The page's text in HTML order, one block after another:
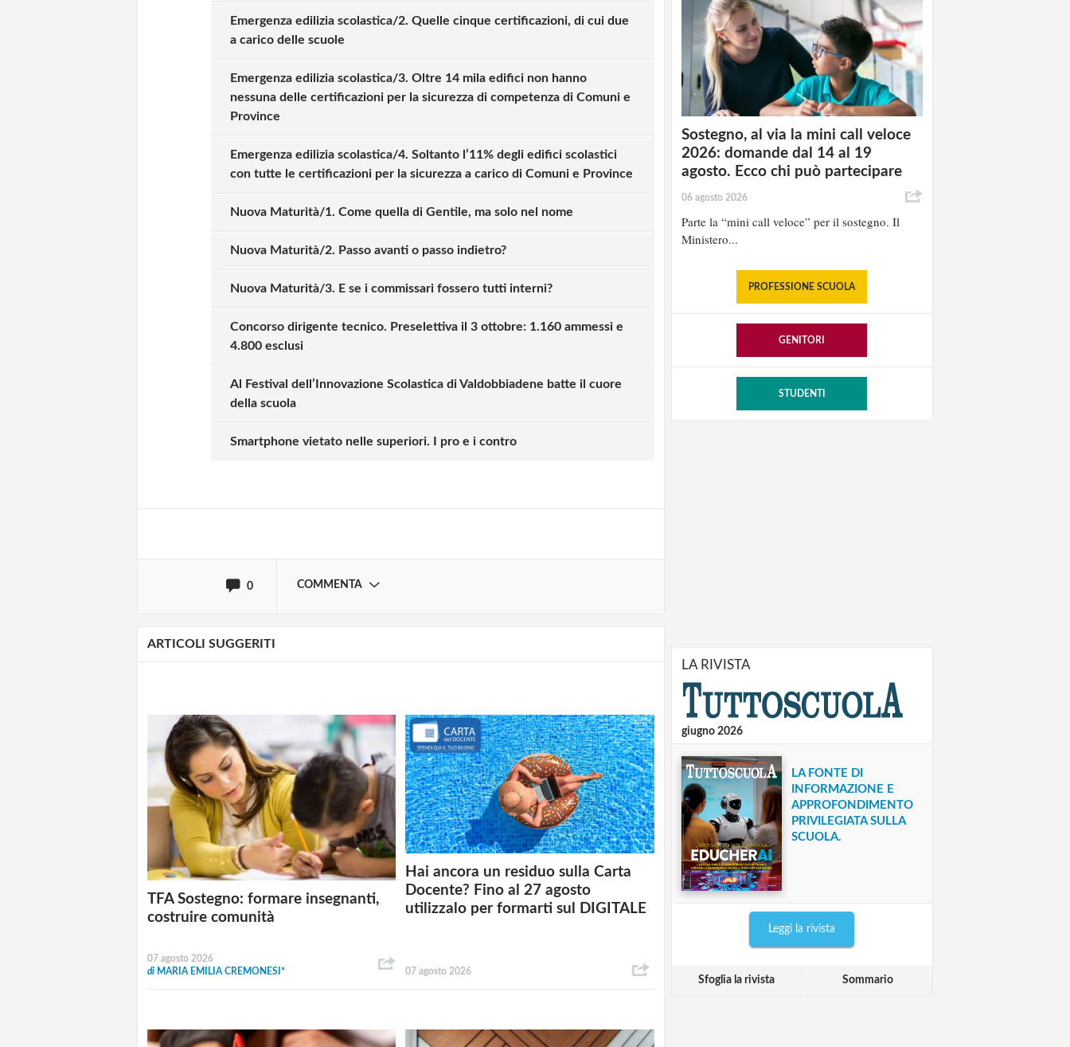
Emergenza edilizia scolastica/2. Quelle cinque certificazioni, di cui due
a carico delle scuole
Emergenza edilizia scolastica/3. Oltre 14 mila edifici non hanno
nessuna delle certificazioni per la sicurezza di competenza di Comuni e
Province
Emergenza edilizia scolastica/4. Soltanto l’11% degli edifici scolastici
con tutte le certificazioni per la sicurezza a carico di Comuni e Province
Nuova Maturità/1. Come quella di Gentile, ma solo nel nome
Nuova Maturità/2. Passo avanti o passo indietro?
Nuova Maturità/3. E se i commissari fossero tutti interni?
Concorso dirigente tecnico. Preselettiva il 3 ottobre: 1.160 ammessi e
4.800 esclusi
Al Festival dell’Innovazione Scolastica di Valdobbiadene batte il cuore
della scuola
Smartphone vietato nelle superiori. I pro e i contro
0 COMMENTA
Solo gli utenti registrati possono commentare!
ARTICOLI SUGGERITI
TFA Sostegno: formare insegnanti,
costruire comunità
07 agosto 2026
di MARIA EMILIA CREMONESI*
Hai ancora un residuo sulla Carta
Docente? Fino al 27 agosto
utilizzalo per formarti sul DIGITALE
07 agosto 2026
Sostegno, al via la mini call veloce
2026: domande dal 14 al 19
agosto. Ecco chi può partecipare
06 agosto 2026
Parte la “mini call veloce” per il sostegno. Il
Ministero...
PROFESSIONE SCUOLA
GENITORI
STUDENTI
LA RIVISTA
giugno 2026
LA FONTE DI
INFORMAZIONE E
APPROFONDIMENTO
PRIVILEGIATA SULLA
SCUOLA.
Leggi la rivista
Sfoglia la rivista Sommario